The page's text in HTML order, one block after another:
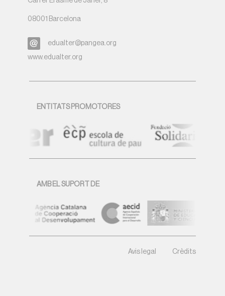
08001 Barcelona
edualter@pangea.org
www.edualter.org
ENTITATS PROMOTORES
AMB EL SUPORT DE
Avis legal Crèdits